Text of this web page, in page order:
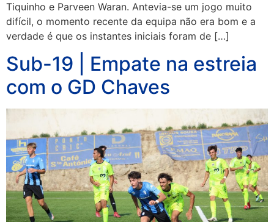
Tiquinho e Parveen Waran. Antevia-se um jogo muito
difícil, o momento recente da equipa não era bom e a
verdade é que os instantes iniciais foram de […]
Sub-19 | Empate na estreia
com o GD Chaves